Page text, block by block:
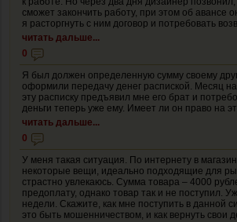
сможет закончить работу, при этом об авансе
я расторгнуть с ним договор и потребовать
читать дальше...
0
Я был должен определенную сумму своему
оформили передачу денег распиской. Месяц
эту расписку предъявил мне его брат и
деньги теперь уже ему. Имеет ли он право на
читать дальше...
0
У меня такая ситуация. По интернету в
некоторые вещи, идеально подходящие для
страстно увлекаюсь. Сумма товара – 4000
предоплату, однако товар так и не поступил.
недели. Скажите, как мне поступить в данной
это быть мошенничеством, и как вернуть свои